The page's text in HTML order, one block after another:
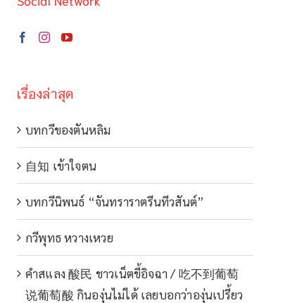
เรื่องล่าสุด
บทกวีของตันหลิม
自知 เข้าใจตน
บทกวีนิพนธ์ “จันทราราตรีนทีวสันต์”
กวีพุทธ หวางเหวย
คำสแลง 酸民 ชาวเน็ตขี้อิจฉา / 吃不到葡萄
说葡萄酸 กินองุ่นไม่ได้ เลยบอกว่าองุ่นเปรี้ยว